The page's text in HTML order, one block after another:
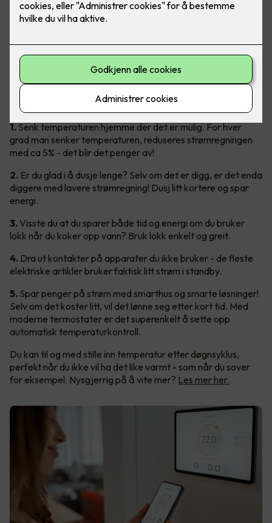
Ingen liker høye strømregninger!
Gode slumper av regningen kan faktisk kuttes ned på, og det
uten å senke livskvaliteten. Vil du vite hvordan du enkelt kan
få en lavere strømregning? Les våre 20 geniale tips under.
1.Senk temperaturen hjemme der det er mulig. For hver
grad man senker temperaturen, reduseres strømregningen
med ca 5% - det blir det penger av!
2. Er du glad i å dusje lenge? Selv om det er digg, er det enda
diggere med lavere strømregning! Dusj litt kortere og spar
energi.
3. Visste du at du sparer både tid og energi om du bruker
lokk når du koker opp vann? Bruk lokk enkelt og greit.
4. Dra ut kontakter på apparater du ikke bruker - de fleste
elektriske artikler bruker faktisk litt strøm i standby.
5. Spar penger på strøm med smarthus og smarte løsninger!
Selv om det koster litt, vil det lønne seg etter kort tid. Med
moderne termostater er det superenkelt å sette opp
automatisk temperaturkontroll.
Du kan til og med stille inn temperatur etter døgnsyklus,
perfekt når du ikke vil ha det like varmt - som når du sover
for eksempel. Nysgjerrig på å vite mer? Les mer her.